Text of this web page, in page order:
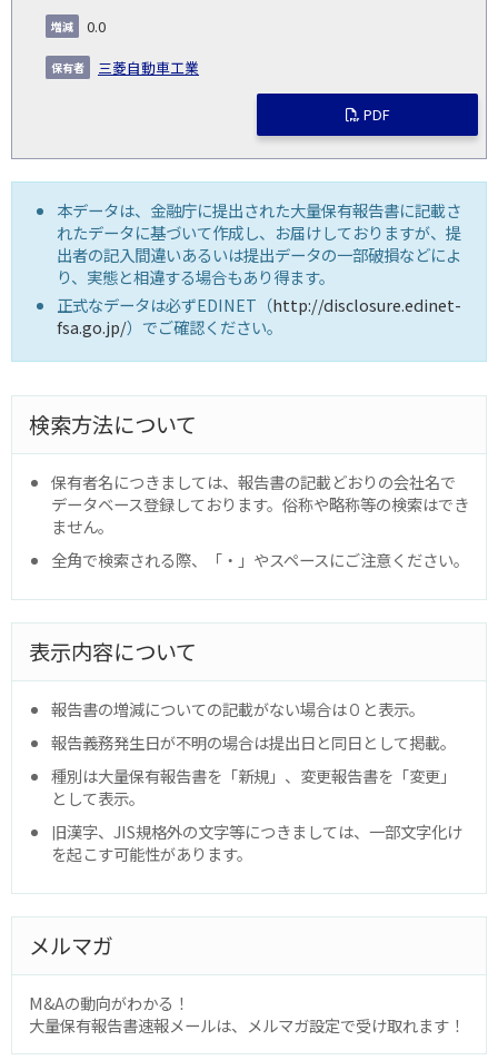
0.0
三菱自動車工業
PDF
本データは、金融庁に提出された大量保有報告書に記載さ
れたデータに基づいて作成し、お届けしておりますが、提
出者の記入間違いあるいは提出データの一部破損などによ
り、実態と相違する場合もあり得ます。
正式なデータは必ずEDINET（http://disclosure.edinet-
fsa.go.jp/）でご確認ください。
検索方法について
保有者名につきましては、報告書の記載どおりの会社名で
データベース登録しております。俗称や略称等の検索はでき
ません。
全角で検索される際、「・」やスペースにご注意ください。
表示内容について
報告書の増減についての記載がない場合は０と表示。
報告義務発生日が不明の場合は提出日と同日として掲載。
種別は大量保有報告書を「新規」、変更報告書を「変更」
として表示。
旧漢字、JIS規格外の文字等につきましては、一部文字化け
を起こす可能性があります。
メルマガ
M&Aの動向がわかる！
大量保有報告書速報メールは、メルマガ設定で受け取れます！